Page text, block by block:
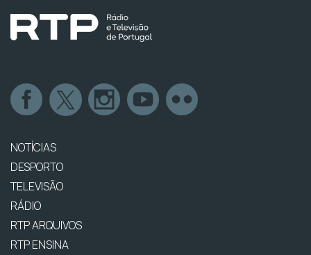
NOTÍCIAS
DESPORTO
TELEVISÃO
RÁDIO
RTP ARQUIVOS
RTP ENSINA